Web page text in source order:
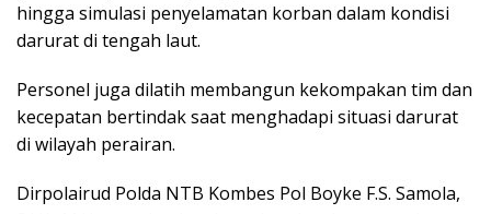
hingga simulasi penyelamatan korban dalam kondisi
darurat di tengah laut.
Personel juga dilatih membangun kekompakan tim dan
kecepatan bertindak saat menghadapi situasi darurat
di wilayah perairan.
Dirpolairud Polda NTB Kombes Pol Boyke F.S. Samola,